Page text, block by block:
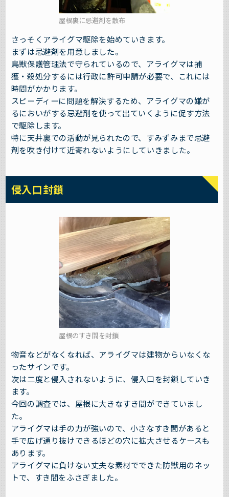
屋根裏に忌避剤を散布
さっそくアライグマ駆除を始めていきます。
まずは忌避剤を用意しました。
鳥獣保護管理法で守られているので、アライグマは捕
獲・殺処分するには行政に許可申請が必要で、これには
時間がかかります。
スピーディーに問題を解決するため、アライグマの嫌が
るにおいがする忌避剤を使って出ていくように促す方法
で駆除します。
特に天井裏での活動が見られたので、すみずみまで忌避
剤を吹き付けて近寄れないようにしていきました。
侵入口封鎖
屋根のすき間を封鎖
物音などがなくなれば、アライグマは建物からいなくな
ったサインです。
次は二度と侵入されないように、侵入口を封鎖していき
ます。
今回の調査では、屋根に大きなすき間ができていまし
た。
アライグマは手の力が強いので、小さなすき間があると
手で広げ通り抜けできるほどの穴に拡大させるケースも
あります。
アライグマに負けない丈夫な素材でできた防獣用のネッ
トで、すき間をふさぎました。